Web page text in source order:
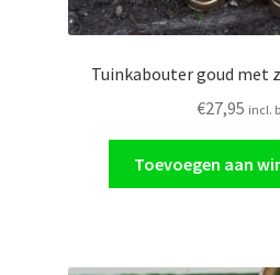
Tuinkabouter goud met
€27,95 incl.
Toevoegen aan